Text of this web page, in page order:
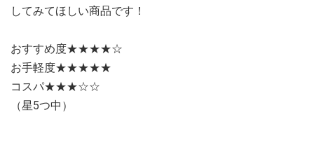
してみてほしい商品です！
おすすめ度★★★★☆
お手軽度★★★★★
コスパ★★★☆☆
（星5つ中）